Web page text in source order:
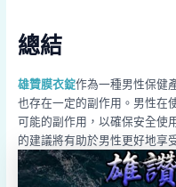
總結
雄贊膜衣錠作為一種男性保健
也存在一定的副作用。男性在
可能的副作用，以確保安全使
的建議將有助於男性更好地享